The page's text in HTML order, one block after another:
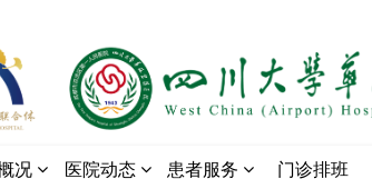
况 医院动态 患者服务 门诊排班